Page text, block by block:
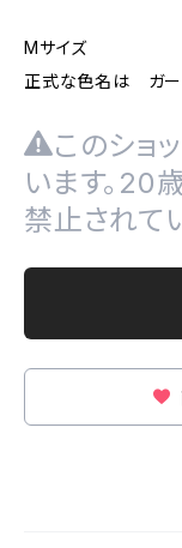
Mサイズ
正式な色名は ガー
このショ
います。20
禁止されて